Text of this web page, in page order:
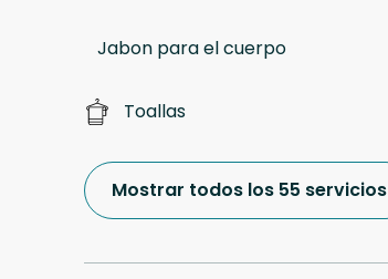
Jabon para el cuerpo
Toallas
Mostrar todos los 55 servicios